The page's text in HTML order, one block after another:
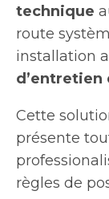
technique
route
installation
d’entretien
Cette
présente
règles de